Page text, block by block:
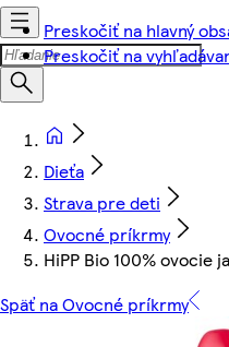
Preskočiť na hlavný
Preskočiť na
Dieťa
Strava pre deti
Ovocné príkrmy
HiPP Bio 100% ovocie
Späť na Ovocné príkrmy